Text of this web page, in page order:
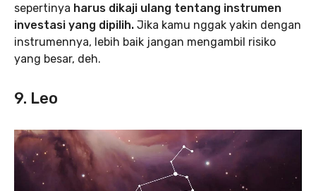
sepertinya harus dikaji ulang tentang instrumen
investasi yang dipilih. Jika kamu nggak yakin dengan
instrumennya, lebih baik jangan mengambil risiko
yang besar, deh.
9. Leo